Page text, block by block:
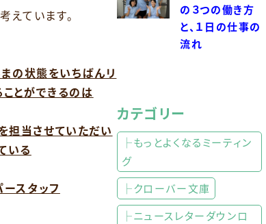
えています。
の状態をいちばんリ
とができるのは
担当させていただい
いる
スタッフ
の３つの働き方
と、１日の仕事の
流れ
カテゴリー
├もっとよくなるミーティン
グ
├クローバー文庫
├ニュースレターダウンロ